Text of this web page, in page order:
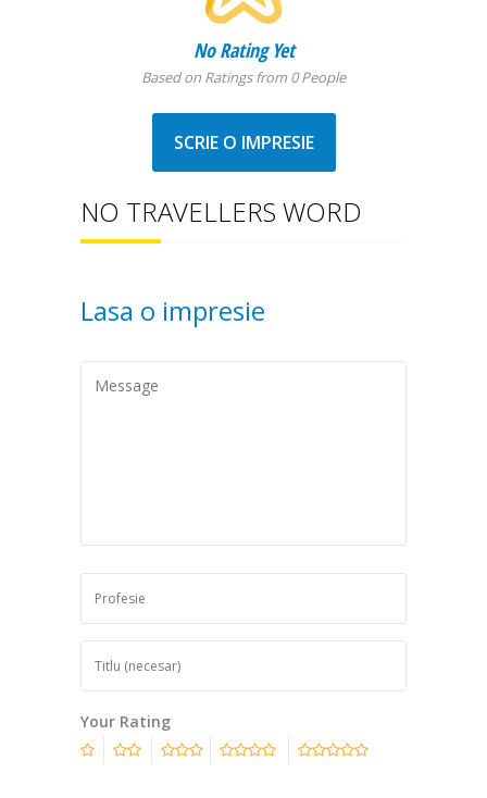
No Rating Yet
Based on Ratings from 0 People
SCRIE O IMPRESIE
NO TRAVELLERS WORD
Lasa o impresie
Your Rating